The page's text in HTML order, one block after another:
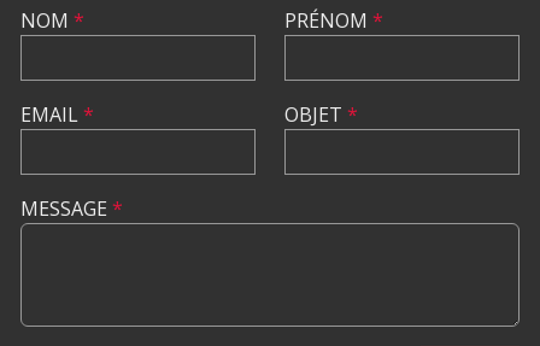
NOM *
EMAIL*
PRÉNOM *
OBJET *
MESSAGE *